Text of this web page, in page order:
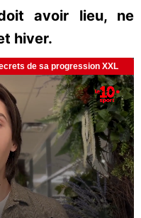
avoir lieu, ne
hiver.